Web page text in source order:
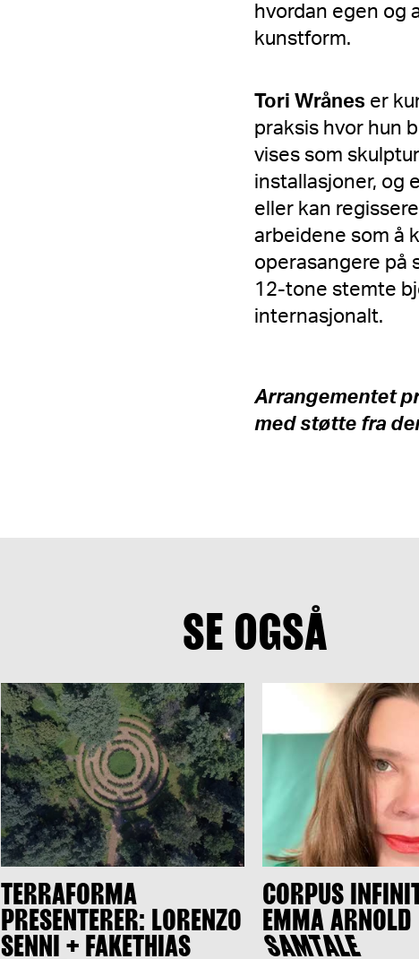
hvordan egen og
kunstform.
Tori Wrånes er
praksis hvor hun
vises som
installasjoner, og
eller kan
arbeidene som å
operasangere på
12-tone stemte
internasjonalt.
Arrangementet
med støtte fra
SE OGSÅ
TERRAFORMA
PRESENTERER: LORENZO
SENNI + FAKETHIAS
CORPUS
EMMA ARNOLD
SAMTALE